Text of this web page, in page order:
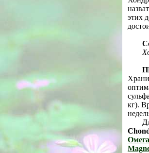
этих
кг).